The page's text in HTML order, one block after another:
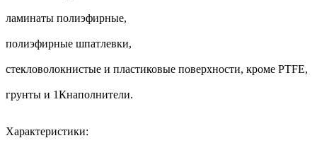
ламинаты полиэфирные,
полиэфирные шпатлевки,
стекловолокнистые и пластиковые поверхности, кроме PTFE,
грунты и 1Кнаполнители.
Характеристики: